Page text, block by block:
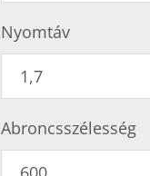
Nyomtáv
Abroncsszélesség